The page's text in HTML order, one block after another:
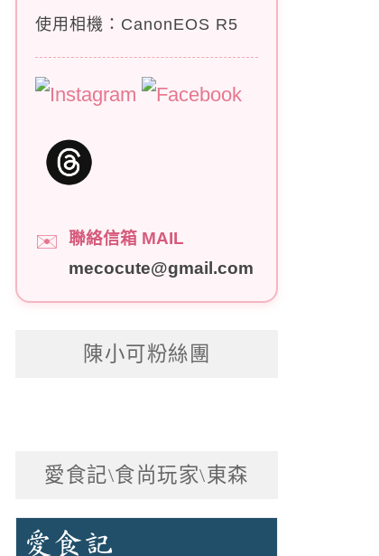
使用相機：CanonEOS R5
✉️
聯絡信箱 MAIL
mecocute@gmail.com
陳小可粉絲團
愛食記\食尚玩家\東森